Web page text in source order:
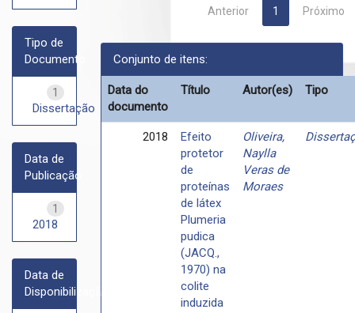
Anterior 1 Próximo
Conjunto de itens:
Data do
documento
Título Autor(es) Tipo
2018
Efeito
protetor
de
proteínas
de látex
Plumeria
pudica
(JACQ.,
1970) na
colite
induzida
Oliveira,
Naylla
Veras de
Moraes
Tipo de
Documento
1
Dissertação
Data de
Publicação
1
2018
Data de
Disponibilização